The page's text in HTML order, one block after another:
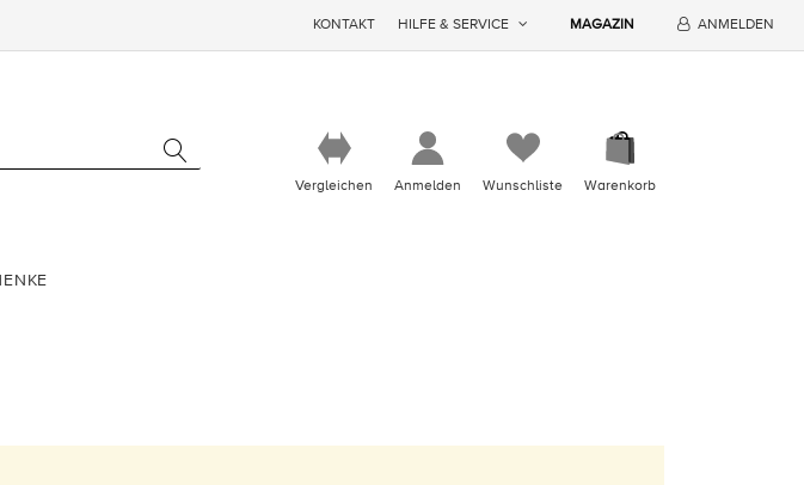
KONTAKT HILFE & SERVICE MAGAZIN ANMELDEN
Vergleichen Anmelden Wunschliste Warenkorb